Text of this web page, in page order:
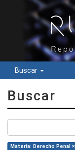
Buscar
Buscar
Materia: Derecho Penal ×